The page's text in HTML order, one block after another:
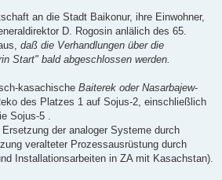
an die Stadt Baikonur, ihre Einwohner,
D. Rogosin anlälich des 65.
daß die Verhandlungen über die
Start" bald abgeschlossen werden.
kasachische Baiterek oder Nasarbajew-
des Platzes 1 auf Sojus-2, einschließlich
Sojus-5 .
der analoger Systeme durch
veralteter Prozessausrüstung durch
Installationsarbeiten in ZA mit Kasachstan).